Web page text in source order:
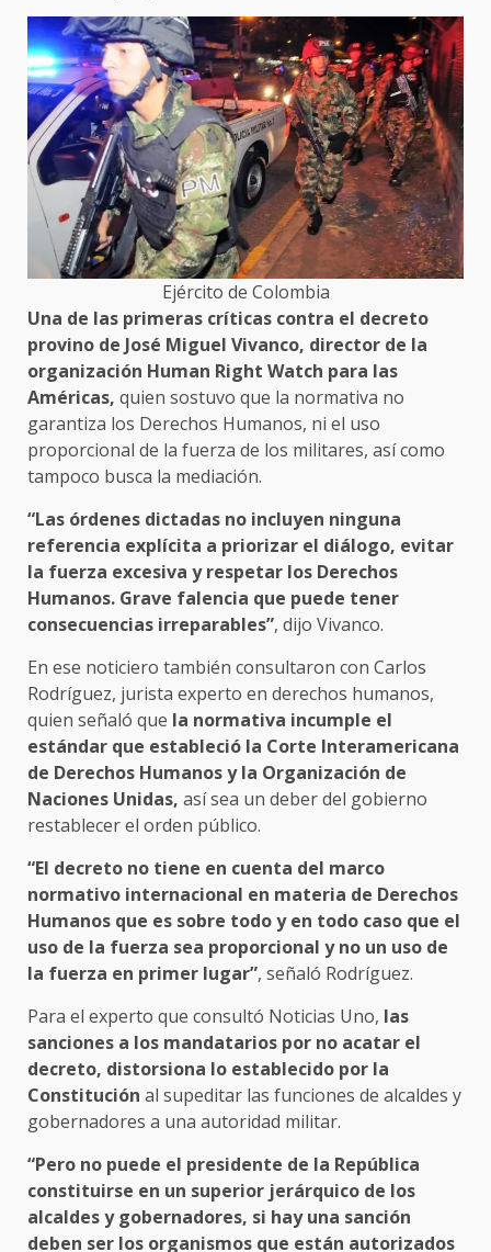
Ejército de Colombia
Una de las primeras críticas contra el decreto
provino de José Miguel Vivanco, director de la
organización Human Right Watch para las
Américas, quien sostuvo que la normativa no
garantiza los Derechos Humanos, ni el uso
proporcional de la fuerza de los militares, así como
tampoco busca la mediación.
“Las órdenes dictadas no incluyen ninguna
referencia explícita a priorizar el diálogo, evitar
la fuerza excesiva y respetar los Derechos
Humanos. Grave falencia que puede tener
consecuencias irreparables”, dijo Vivanco.
En ese noticiero también consultaron con Carlos
Rodríguez, jurista experto en derechos humanos,
quien señaló que la normativa incumple el
estándar que estableció la Corte Interamericana
de Derechos Humanos y la Organización de
Naciones Unidas, así sea un deber del gobierno
restablecer el orden público.
“El decreto no tiene en cuenta del marco
normativo internacional en materia de Derechos
Humanos que es sobre todo y en todo caso que el
uso de la fuerza sea proporcional y no un uso de
la fuerza en primer lugar”, señaló Rodríguez.
Para el experto que consultó Noticias Uno, las
sanciones a los mandatarios por no acatar el
decreto, distorsiona lo establecido por la
Constitución al supeditar las funciones de alcaldes y
gobernadores a una autoridad militar.
“Pero no puede el presidente de la República
constituirse en un superior jerárquico de los
alcaldes y gobernadores, si hay una sanción
deben ser los organismos que están autorizados